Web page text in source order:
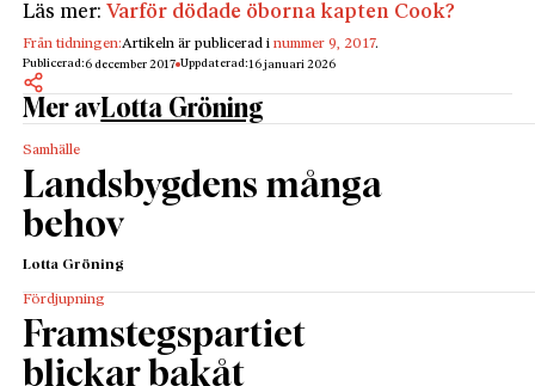
Läs mer: Varför dödade öborna kapten Cook?
Från tidningen:Artikeln är publicerad inummer 9, 2017.
Publicerad:6 december 2017 Uppdaterad:16 januari 2026
Mer avLotta Gröning
Samhälle
Landsbygdens många
behov
Lotta Gröning
Fördjupning
Framstegspartiet
blickar bakåt